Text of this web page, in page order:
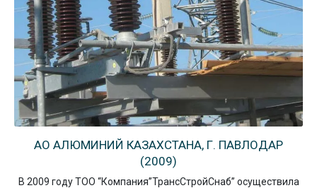
АО АЛЮМИНИЙ КАЗАХСТАНА, Г. ПАВЛОДАР
(2009)
В 2009 году ТОО “Компания”ТрансСтройСнаб” осуществила